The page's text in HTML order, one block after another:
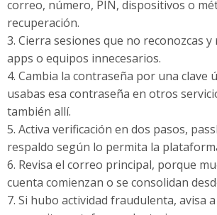
correo, número, PIN, dispositivos o
recuperación.
3. Cierra sesiones que no reconozcas y
apps o equipos innecesarios.
4. Cambia la contraseña por una clave
usabas esa contraseña en otros
también allí.
5. Activa verificación en dos pasos,
respaldo según lo permita la
6. Revisa el correo principal, porque
cuenta comienzan o se consolidan
7. Si hubo actividad fraudulenta, avisa